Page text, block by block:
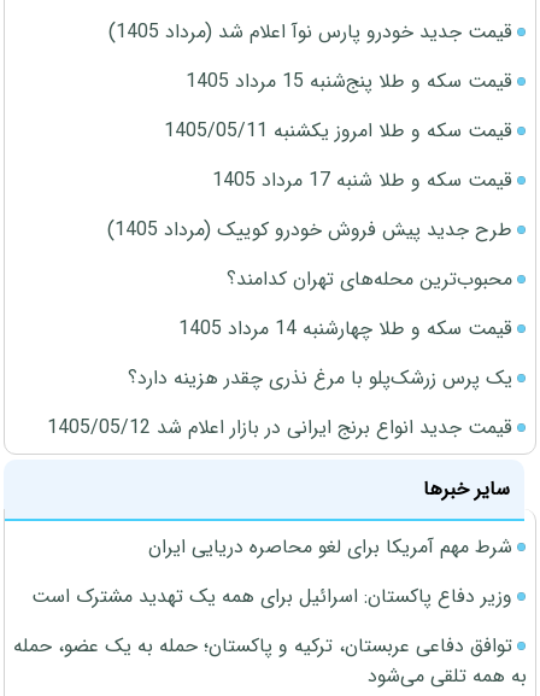
قیمت جدید خودرو پارس نوآ اعلام شد (مرداد 1405)
قیمت سکه و طلا پنج‌شنبه 15 مرداد 1405
قیمت سکه و طلا امروز یکشنبه 1405/05/11
قیمت سکه و طلا شنبه 17 مرداد 1405
طرح جدید پیش فروش خودرو کوییک (مرداد 1405)
محبوب‌ترین محله‌های تهران کدامند؟
قیمت سکه و طلا چهارشنبه 14 مرداد 1405
یک پرس زرشک‌پلو با مرغ نذری چقدر هزینه دارد؟
قیمت جدید انواع برنج ایرانی در بازار اعلام شد 1405/05/12
سایر خبرها
شرط مهم آمریکا برای لغو محاصره دریایی ایران
وزیر دفاع پاکستان: اسرائیل برای همه یک تهدید مشترک است
توافق دفاعی عربستان، ترکیه و پاکستان؛ حمله به یک عضو، حمله
به همه تلقی می‌شود